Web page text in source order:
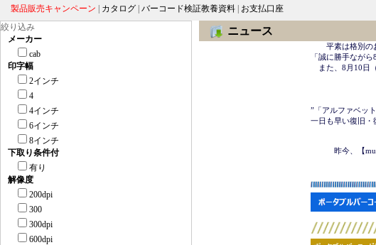
製品販売キャンペーン カタログ バーコード検証教養資料
お支払口座
絞り込み
メーカー
cab
印字幅
2インチ
4
4インチ
6インチ
8インチ
下取り条件付
有り
解像度
200dpi
300
300dpi
600dpi
ニュース
平素は格別のお
「誠に勝手なが
また、8月10日
ご不便をお
尚、緊急の
■■■■■■＜
”「アルファベッ
一日も早い復旧・
＊＊＊＊
昨今、【
弊社には一